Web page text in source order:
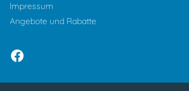
Impressum
Angebote und Rabatte